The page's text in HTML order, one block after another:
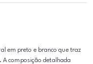
em preto e branco que traz
composição detalhada